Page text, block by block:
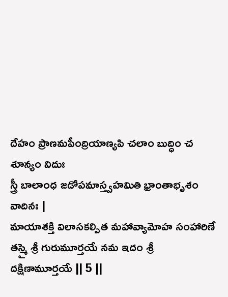
దేహం ప్రాణమపీంద్రియాణ్యపి చలాం బుద్ధిం చ
శూన్యం విదుః
స్త్రీ బాలాంధ జడోపమాస్త్వహమితి భ్రాంతాభృశం
వాదినః |
మాయాశక్తి విలాసకల్పిత మహావ్యామోహ సంహారిణే
తస్మై శ్రీ గురుమూర్తయే నమ ఇదం శ్రీ
దక్షిణామూర్తయే || 5 ||